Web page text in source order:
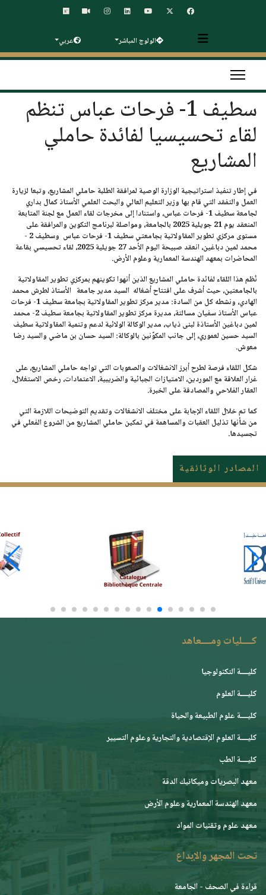
الولوج المباشر عربي
سطيف 1- فرحات عباس تنظم
لقاء تحسيسيا لفائدة حاملي
المشاريع
في إطار تنفيذ استراتيجية الوزارة الوصية لمرافقة الطلبة حاملي المشاريع، وتبعا لزيارة
العمل والتفقد التي قام بها وزير التعليم العالي والبحث العلمي الأستاذ كمال بداري
لجامعة سطيف 1- فرحات عباس، واستنادا إلى مخرجات لقاء العمل مع لجنة المتابعة
المنعقد يوم 21 جويلية 2025 بالجامعة، ومواصلة لبرنامج التكوين والمرافقة على
مستوى مركزي تطوير المقاولاتية بجامعتي سطيف 1- فرحات عباس وسطيف 2 -
محمد لمين دباغين، انعقد صبيحة اليوم الأحد 27 جويلية 2025، لقاء تحسيسي بقاعة
المحاضرات بمعهد الهندسة المعمارية وعلوم الأرض.
نُظم هذا اللقاء لفائدة حاملي المشاريع الذين أنهوا تكوينهم بمركزي تطوير المقاولاتية
بالجامعتين، حيث أشرف على افتتاح أشغاله السيد مدير جامعة الأستاذ لطرش محمد
الهادي، ونشطه كل من السادة: مدير مركز تطوير المقاولاتية بجامعة سطيف 1- فرحات
عباس الأستاذ سفيان مسالتة، مديرة مركز تطوير المقاولاتية بجامعة سطيف 2- محمد
لمين دباغين الأستاذة لبنى ذياب، مدير الوكالة الولائية لدعم وتنمية المقاولاتية سطيف
السيد حسين لعموري، إلى جانب المكوّنين بالوكالة: السيد حسان بن ماضي والسيد رضا
معوش.
شكل اللقاء فرصة لطرح أبرز الانشغالات والصعوبات التي تواجه حاملي المشاريع، على
غرار العلاقة مع الموردين، الامتيازات الجبائية والضريبية، الاعتمادات، رخص الاستغلال،
العقار الفلاحي والمصادقة على الخبرة.
كما تم خلال اللقاء الإجابة على مختلف الانشغالات وتقديم التوضيحات اللازمة التي
من شأنها تذليل العقبات والمساهمة في تمكين حاملي المشاريع من الشروع الفعلي في
تجسيدها.
المصادر الوثائقية
كــــليات ومــــعاهد
كليــــة التكنولوجيا
كليــــة العلوم
كليــــة علوم الطبيعة والحياة
كليــــة العلوم الإقتصادية والتجارية وعلوم التسيير
كليــــة الطب
معهد البصريات وميكانيك الدقة
معهد الهندسة المعمارية وعلوم الأرض
معهد علوم وتقنيات المواد
تحت المجهر والإبداع
قراءة في الصحف - الجامعة